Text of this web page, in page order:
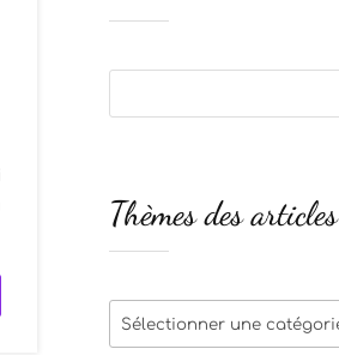
Thèmes des articles
Thèmes
des